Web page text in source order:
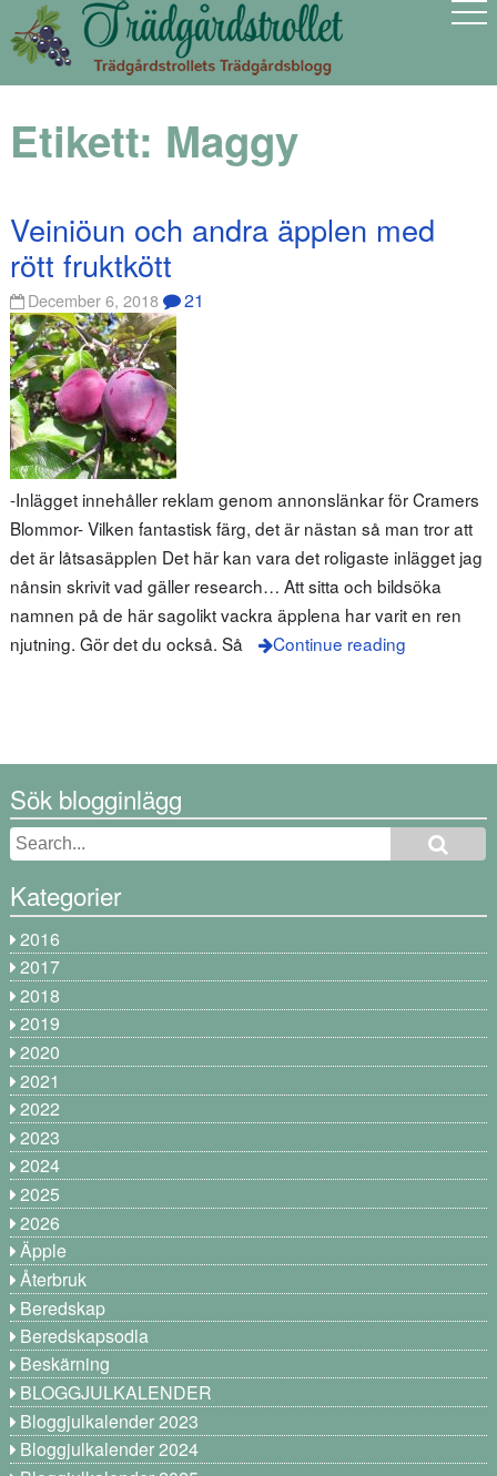
Etikett: Maggy
Veiniöun och andra äpplen med
rött fruktkött
December 6, 2018 21
-Inlägget innehåller reklam genom annonslänkar för Cramers
Blommor- Vilken fantastisk färg, det är nästan så man tror att
det är låtsasäpplen Det här kan vara det roligaste inlägget jag
nånsin skrivit vad gäller research… Att sitta och bildsöka
namnen på de här sagolikt vackra äpplena har varit en ren
njutning. Gör det du också. Så
Continue reading
Sök blogginlägg
Kategorier
2016
2017
2018
2019
2020
2021
2022
2023
2024
2025
2026
Äpple
Återbruk
Beredskap
Beredskapsodla
Beskärning
BLOGGJULKALENDER
Bloggjulkalender 2023
Bloggjulkalender 2024